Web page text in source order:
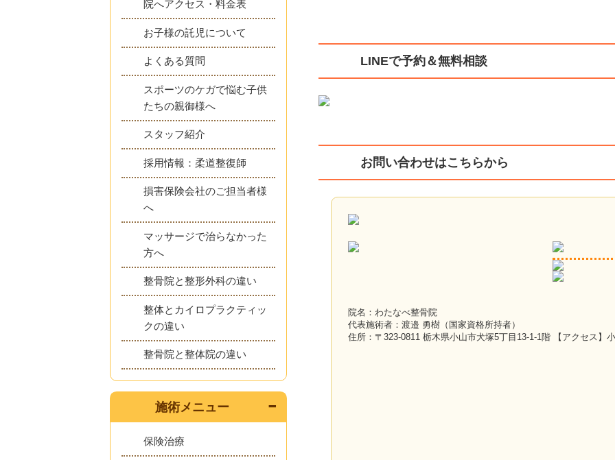
LINEで予約＆無料相談
お問い合わせはこちらから
院名：わたなべ整骨院
代表施術者：渡邉 勇樹（国家資格所持者）
住所：〒323-0811 栃木県小山市犬塚5丁目13-1-1階 【アクセス】
院へアクセス・料金表
お子様の託児について
よくある質問
スポーツのケガで悩む子供
たちの親御様へ
スタッフ紹介
採用情報：柔道整復師
損害保険会社のご担当者様
へ
マッサージで治らなかった
方へ
整骨院と整形外科の違い
整体とカイロプラクティッ
クの違い
整骨院と整体院の違い
施術メニュー
保険治療